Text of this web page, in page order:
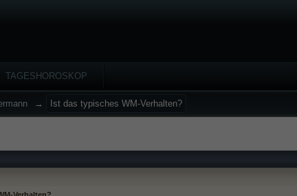
TAGESHOROSKOP
→ Ist das typisches WM-Verhalten?